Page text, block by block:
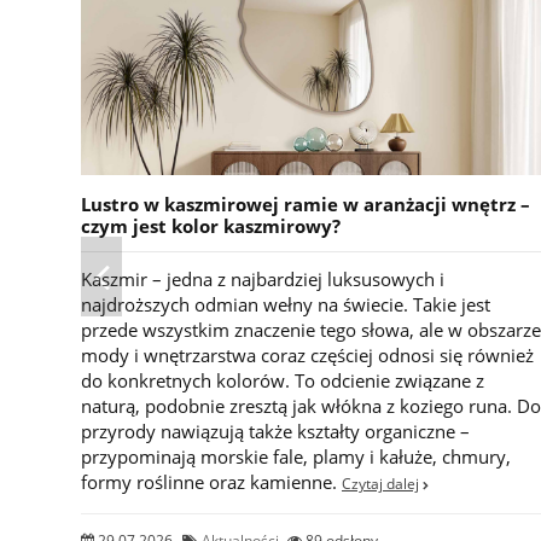
Lustro w kaszmirowej ramie w aranżacji wnętrz –
czym jest kolor kaszmirowy?
Kaszmir – jedna z najbardziej luksusowych i
najdroższych odmian wełny na świecie. Takie jest
przede wszystkim znaczenie tego słowa, ale w obszarze
mody i wnętrzarstwa coraz częściej odnosi się również
do konkretnych kolorów. To odcienie związane z
naturą, podobnie zresztą jak włókna z koziego runa. Do
przyrody nawiązują także kształty organiczne –
przypominają morskie fale, plamy i kałuże, chmury,
formy roślinne oraz kamienne. Czytaj dalej